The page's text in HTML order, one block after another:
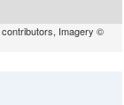
contributors, Imagery ©